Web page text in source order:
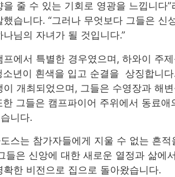
을 줄 수 있는 기회로 영광을 느낍니다”
했습니다. “그러나 무엇보다 그들은 신
님의 자녀가 될 것입니다.”
프에서 특별한 경우였으며, 하와이 주
소년이 흰색을 입고 순결을 상징합니
이 개최되었으며, 그들은 수영장과 해
한 그들은 캠프파이어 주위에서 동료애
니다.
스는 참가자들에게 지울 수 없는 흔적
들은 신앙에 대한 새로운 열정과 삶에
확한 비전으로 집으로 돌아왔습니다.